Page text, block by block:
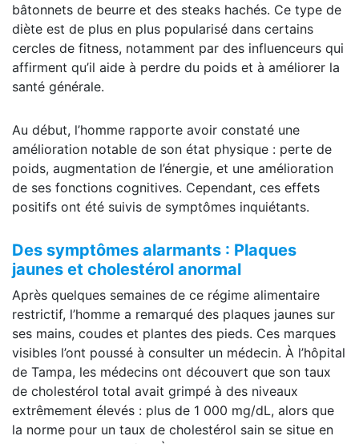
bâtonnets de beurre et des steaks hachés. Ce type de
diète est de plus en plus popularisé dans certains
cercles de fitness, notamment par des influenceurs qui
affirment qu’il aide à perdre du poids et à améliorer la
santé générale.
Au début, l’homme rapporte avoir constaté une
amélioration notable de son état physique : perte de
poids, augmentation de l’énergie, et une amélioration
de ses fonctions cognitives. Cependant, ces effets
positifs ont été suivis de symptômes inquiétants.
Des symptômes alarmants : Plaques
jaunes et cholestérol anormal
Après quelques semaines de ce régime alimentaire
restrictif, l’homme a remarqué des plaques jaunes sur
ses mains, coudes et plantes des pieds. Ces marques
visibles l’ont poussé à consulter un médecin. À l’hôpital
de Tampa, les médecins ont découvert que son taux
de cholestérol total avait grimpé à des niveaux
extrêmement élevés : plus de 1 000 mg/dL, alors que
la norme pour un taux de cholestérol sain se situe en